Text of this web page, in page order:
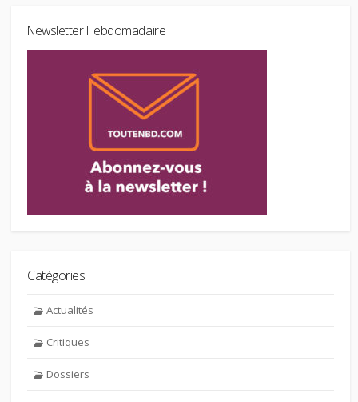
Newsletter Hebdomadaire
Catégories
Actualités
Critiques
Dossiers